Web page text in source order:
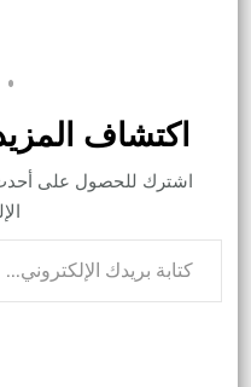
اكتشاف
اشترك للحصول على أحدث
كتابة بريدك الإلكتروني...